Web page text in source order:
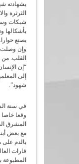
بشهادته
الثرثرة
شبكات
بأشكالها
يصنع
وإن وصلت
القلب. من
“إن
إلى
شهود”.
وقعا
المشرق
مع بعض
بالدم
قارات
المطبوعة